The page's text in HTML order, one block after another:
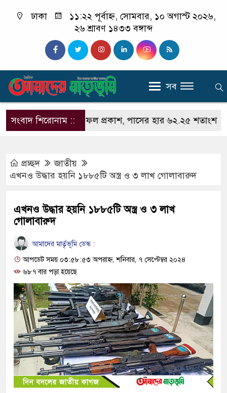
ঢাকা
১১:২২ পূর্বাহ্ন, সোমবার, ১০ অগাস্ট ২০২৬,
২৬ শ্রাবণ ১৪৩৩ বঙ্গাব্দ
সব
সংবাদ শিরোনাম ::
ও সমমানের ফল প্রকাশ, পাসের হার ৬২.২৫ শতাংশ
প্রচ্ছদ
জাতীয়
এখনও উদ্ধার হয়নি ১৮৮৫টি অস্ত্র ও ৩ লাখ গোলাবারুদ
এখনও উদ্ধার হয়নি ১৮৮৫টি অস্ত্র ও ৩ লাখ
গোলাবারুদ
আমাদের মার্তৃভূমি ডেস্ক :
আপডেট সময় ০৩:৫৮:৫৩ অপরাহ্ন, শনিবার, ৭ সেপ্টেম্বর ২০২৪
৬৮৭ বার পড়া হয়েছে